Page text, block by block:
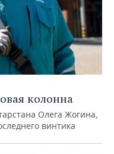
колонна
Олега Жогина,
винтика